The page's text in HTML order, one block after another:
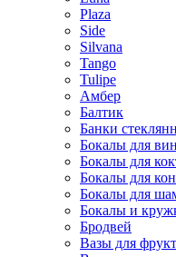
Plaza
Side
Silvana
Tango
Tulipe
Амбер
Балтик
Банки
Бокалы для
Бокалы для
Бокалы для
Бокалы для
Бокалы и
Бродвей
Вазы для